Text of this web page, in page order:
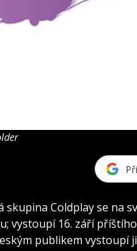
skupina Coldplay se na
vystoupí 16. září
publikem vystoupí